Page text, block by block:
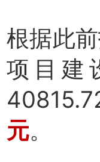
根据此
项目建
元。